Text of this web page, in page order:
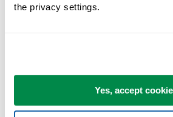
the privacy settings.
Yes, accept